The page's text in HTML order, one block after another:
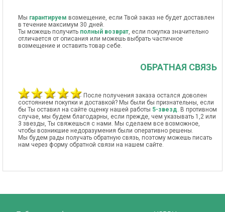
Мы гарантируем возмещение, если Твой заказ не будет доставлен
в течение максимум 30 дней.
Ты можешь получить полный возврат, если покупка значительно
отличается от описания или можешь выбрать частичное
возмещение и оставить товар себе.
ОБРАТНАЯ СВЯЗЬ
После получения заказа остался доволен
состоянием покупки и доставкой? Мы были бы признательны, если
бы Ты оставил на сайте оценку нашей работы 5-звезд. В противном
случае, мы будем благодарны, если прежде, чем указывать 1,2 или
3 звезды, Ты свяжешься с нами. Мы сделаем все возможное,
чтобы возникшие недоразумения были оперативно решены.
Мы будем рады получать обратную связь, поэтому можешь писать
нам через форму обратной связи на нашем сайте.